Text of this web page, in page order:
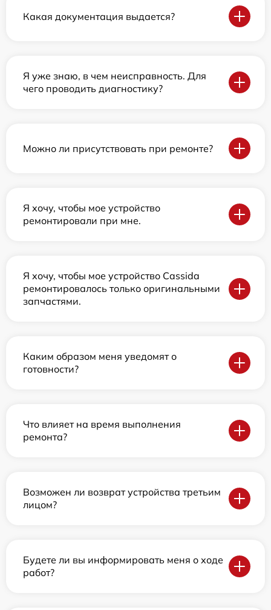
Какая документация выдается?
Я уже знаю, в чем неисправность. Для
чего проводить диагностику?
Можно ли присутствовать при ремонте?
Я хочу, чтобы мое устройство
ремонтировали при мне.
Я хочу, чтобы мое устройство Cassida
ремонтировалось только оригинальными
запчастями.
Каким образом меня уведомят о
готовности?
Что влияет на время выполнения
ремонта?
Возможен ли возврат устройства третьим
лицом?
Будете ли вы информировать меня о ходе
работ?